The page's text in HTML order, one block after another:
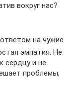
вокруг нас?
на чужие
эмпатия. Не
сердцу и не
проблемы,